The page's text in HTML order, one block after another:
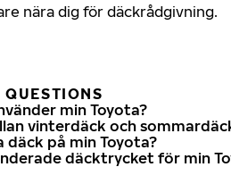
nära dig för däckrådgivning.
QUESTIONS
min Toyota?
vinterdäck och
på min Toyota?
däcktrycket för min